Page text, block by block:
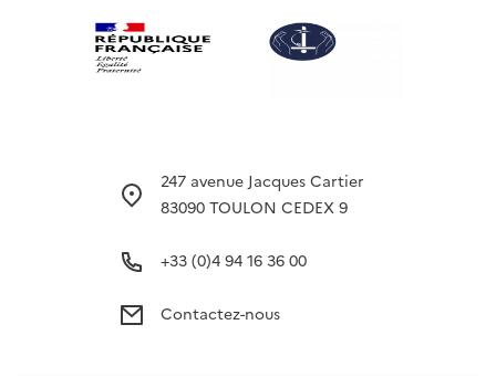
247 avenue Jacques Cartier
83090 TOULON CEDEX 9
+33 (0)4 94 16 36 00
Contactez-nous